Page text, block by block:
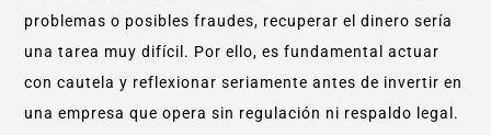
problemas o posibles fraudes, recuperar el dinero sería
una tarea muy difícil. Por ello, es fundamental actuar
con cautela y reflexionar seriamente antes de invertir en
una empresa que opera sin regulación ni respaldo legal.